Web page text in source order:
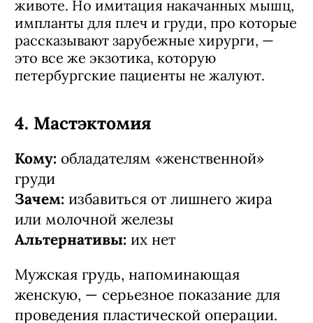
животе. Но имитация накачанных мышц,
импланты для плеч и груди, про которые
рассказывают зарубежные хирурги, —
это все же экзотика, которую
петербургские пациенты не жалуют.
4. Мастэктомия
Кому: обладателям «женственной»
груди
Зачем: избавиться от лишнего жира
или молочной железы
Альтернативы: их нет
Мужская грудь, напоминающая
женскую, — серьезное показание для
проведения пластической операции.